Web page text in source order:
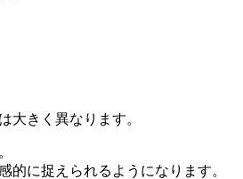
大きく異なります。
に捉えられるようになります。